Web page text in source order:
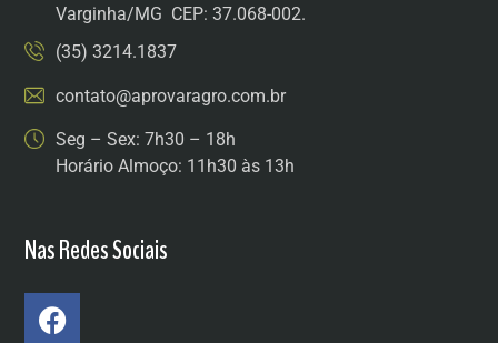
Varginha/MG CEP: 37.068-002.
(35) 3214.1837
contato@aprovaragro.com.br
Seg – Sex: 7h30 – 18h
Horário Almoço: 11h30 às 13h
Nas Redes Sociais